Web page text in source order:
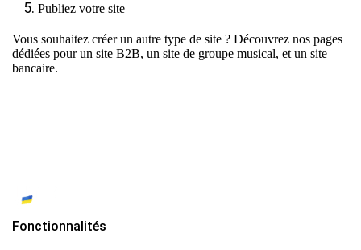
Publiez votre site
Vous souhaitez créer un autre type de site ? Découvrez nos pages
dédiées pourun site B2B, un site de groupe musical, et un site
bancaire.
Fonctionnalités